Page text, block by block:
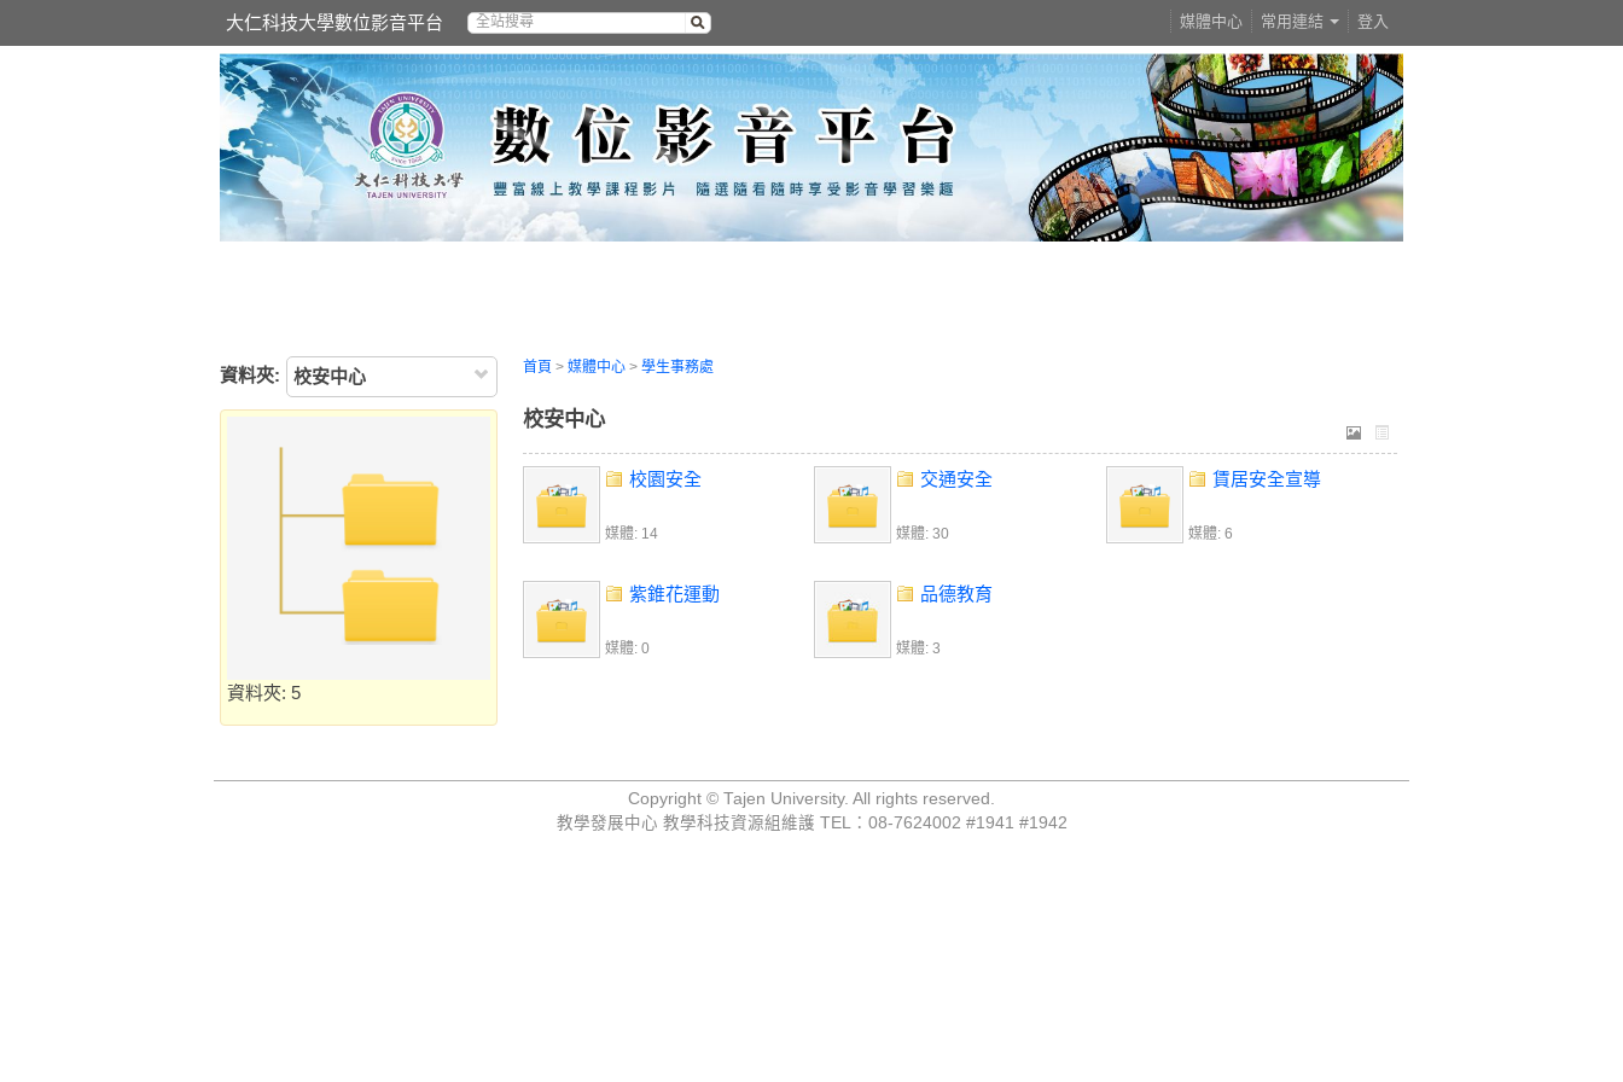
大仁科技大學數位影音平台 登入
媒體中心 常用連結
資料夾: 校安中心
資料夾: 5
首頁 > 媒體中心 > 學生事務處
校安中心
校園安全
媒體: 14
交通安全
媒體: 30
賃居安全宣導
媒體: 6
紫錐花運動
媒體: 0
品德教育
媒體: 3
Copyright © Tajen University. All rights reserved.
教學發展中心 教學科技資源組維護 TEL：08-7624002 #1941 #1942